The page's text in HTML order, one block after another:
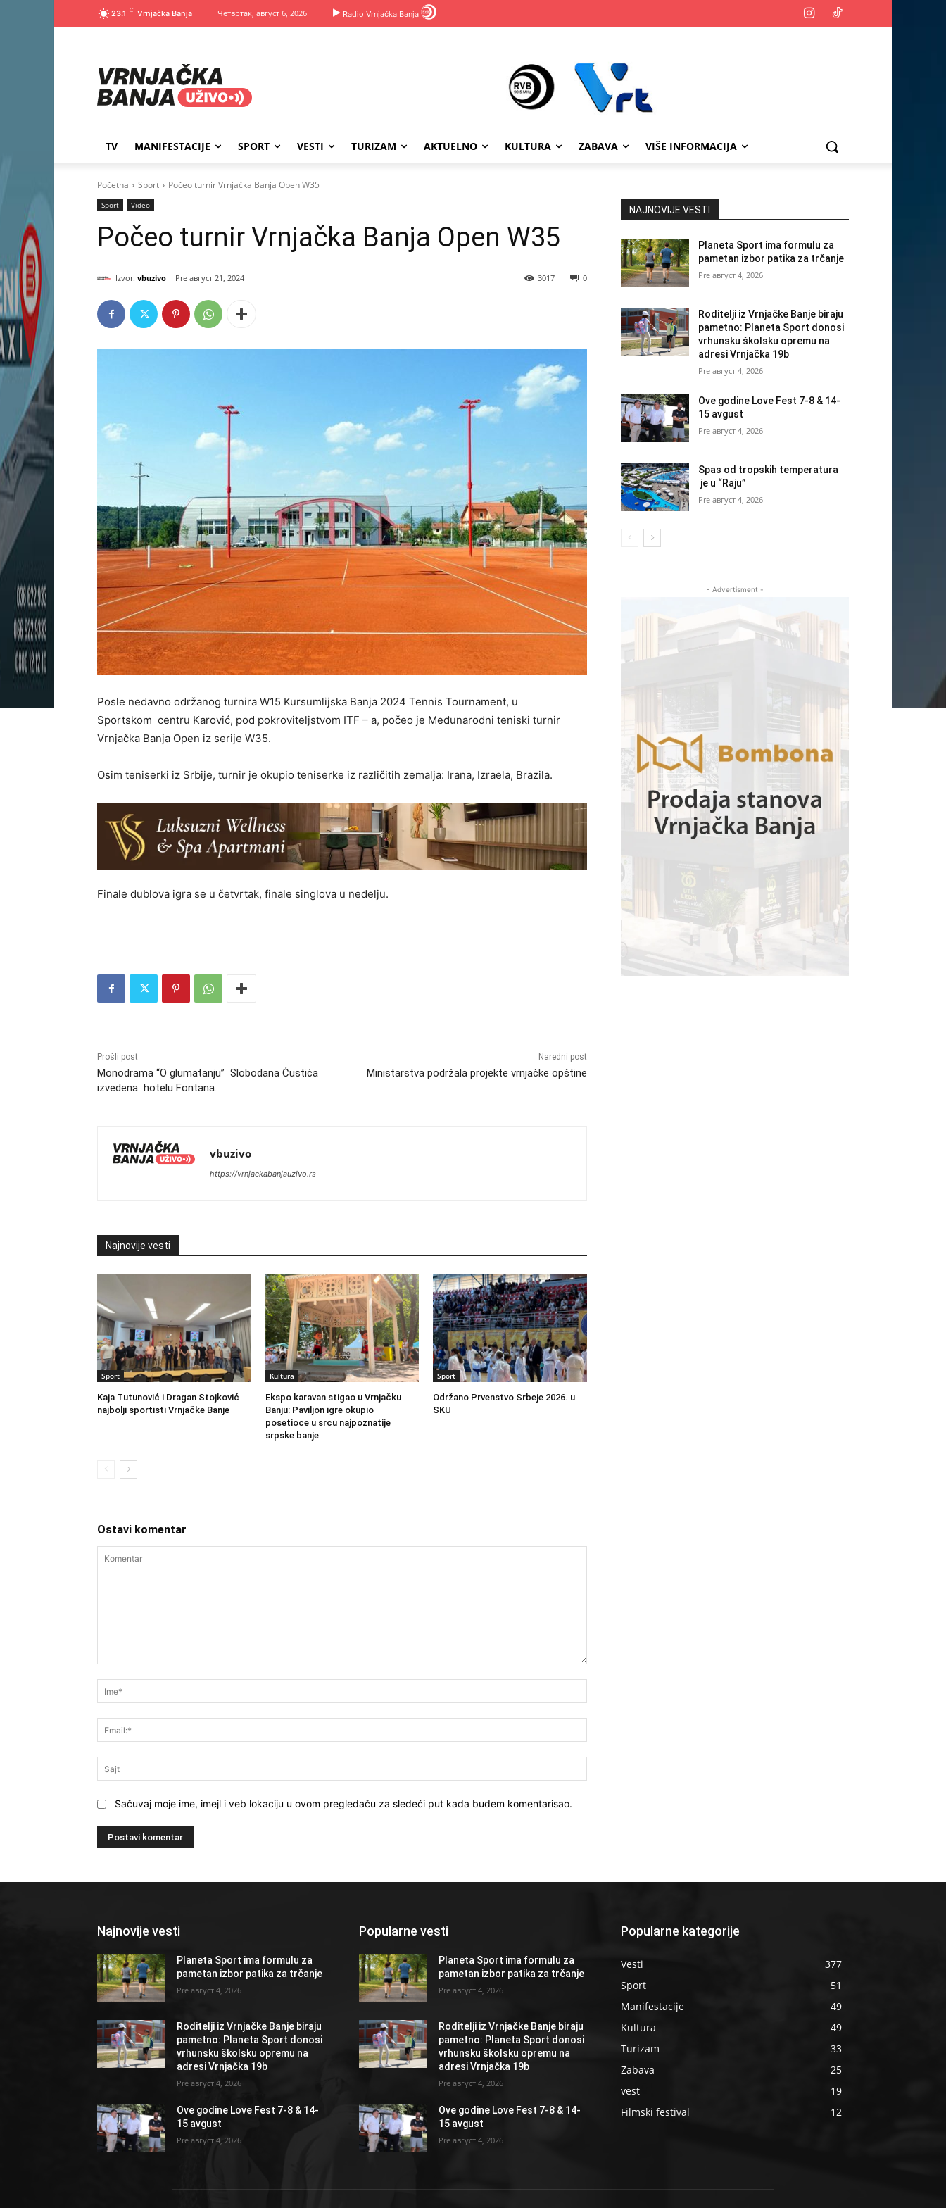
23.1 C Четвртак, август 6, 2026 Radio Vrnjačka Banja
TV MANIFESTACIJE SPORT VESTI TURIZAM AKTUELNO KULTURA ZABAVA VIŠE INFORMACIJA
Početna Sport Počeo turnir Vrnjačka Banja Open W35
Sport Video
Počeo turnir Vrnjačka Banja Open W35
Izvor: vbuzivo август 21, 2024 0
3017
Posle nedavno održanog turnira W15 Kursumlijska Banja 2024 Tennis Tournament, u
Sportskom centru Karović, pod pokroviteljstvom ITF – a, počeo je Međunarodni teniski turnir
Vrnjačka Banja Open iz serije W35.
Osim teniserki iz Srbije, turnir je okupio teniserke iz različitih zemalja: Irana, Izraela, Brazila.
Finale dublova igra se u četvrtak, finale singlova u nedelju.
Prošli post
Monodrama “O glumatanju” Slobodana Ćustića
izvedena hotelu Fontana.
Naredni post
Ministarstva podržala projekte vrnjačke opštine
vbuzivo
https://vrnjackabanjauzivo.rs
Najnovije vesti
Sport
Kaja Tutunović i Dragan Stojković
najbolji sportisti Vrnjačke Banje
Kultura
Ekspo karavan stigao u Vrnjačku
Banju: Paviljon igre okupio
posetioce u srcu najpoznatije
srpske banje
Sport
Održano Prvenstvo Srbeje 2026. u
SKU
Ostavi komentar
Sačuvaj moje ime, imejl i veb lokaciju u ovom pregledaču za sledeći put kada budem komentarisao.
NAJNOVIJE VESTI
Planeta Sport ima formulu za
pametan izbor patika za trčanje
август 4, 2026
Roditelji iz Vrnjačke Banje biraju
pametno: Planeta Sport donosi
vrhunsku školsku opremu na
adresi Vrnjačka 19b
август 4, 2026
Ove godine Love Fest 7-8 & 14-
15 avgust
август 4, 2026
Spas od tropskih temperatura
je u “Raju”
август 4, 2026
- Advertisment -
Najnovije vesti
Planeta Sport ima formulu za
pametan izbor patika za trčanje
август 4, 2026
Roditelji iz Vrnjačke Banje biraju
pametno: Planeta Sport donosi
vrhunsku školsku opremu na
adresi Vrnjačka 19b
август 4, 2026
Ove godine Love Fest 7-8 & 14-
15 avgust
август 4, 2026
Popularne vesti
Planeta Sport ima formulu za
pametan izbor patika za trčanje
август 4, 2026
Roditelji iz Vrnjačke Banje biraju
pametno: Planeta Sport donosi
vrhunsku školsku opremu na
adresi Vrnjačka 19b
август 4, 2026
Ove godine Love Fest 7-8 & 14-
15 avgust
август 4, 2026
Popularne kategorije
Vesti
377
Sport
51
Manifestacije
49
Kultura
49
Turizam
33
Zabava
25
vest
19
Filmski festival
12